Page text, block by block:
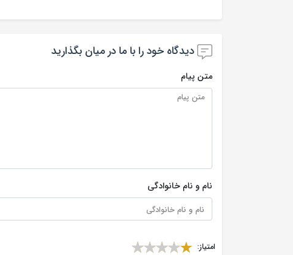
دیدگاه خود را با ما در میان بگذارید
متن پیام
نام و نام خانوادگی
امتیاز: